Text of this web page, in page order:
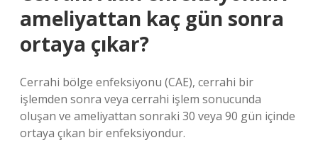
ameliyattan kaç gün sonra
ortaya çıkar?
Cerrahi bölge enfeksiyonu (CAE), cerrahi bir
işlemden sonra veya cerrahi işlem sonucunda
oluşan ve ameliyattan sonraki 30 veya 90 gün içinde
ortaya çıkan bir enfeksiyondur.